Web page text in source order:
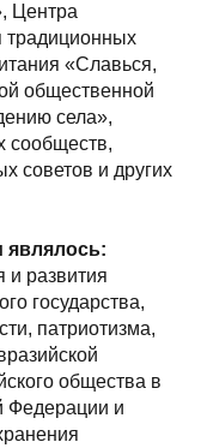
Центра
традиционных
«Славься,
общественной
села»,
сообществ,
советов и других
являлось:
и развития
государства,
патриотизма,
общества в
Федерации и